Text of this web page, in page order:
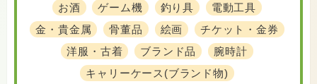
お酒 ゲーム機 釣り具
電動工具
金・貴金属
骨董品 絵画
チケット・金券
洋服・古着
ブランド品
腕時計
キャリーケース(ブランド物)